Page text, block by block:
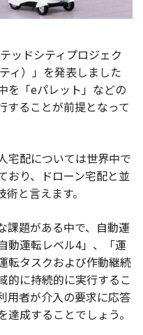
ッドシティプロジェク
ィ）」を発表しました
を「eパレット」などの
することが前提となって
宅配については世界中で
おり、ドローン宅配と並
と言えます。
課題がある中で、自動運
動運転レベル4」、「運
転タスクおよび作動継続
的に持続的に実行するこ
用者が介入の要求に応答
成することでしょう。